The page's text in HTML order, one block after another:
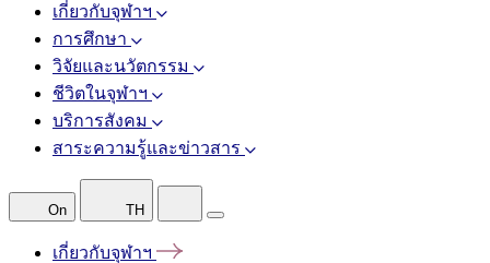
เกี่ยวกับจุฬาฯ
การศึกษา
วิจัยและนวัตกรรม
ชีวิตในจุฬาฯ
บริการสังคม
สาระความรู้และข่าวสาร
On TH
เกี่ยวกับจุฬาฯ